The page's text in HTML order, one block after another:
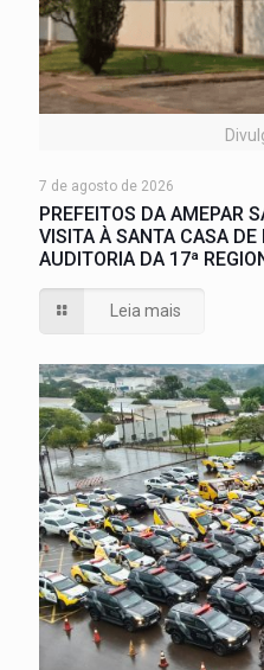
7 de agosto de 2026
PREFEITOS DA AMEPAR
VISITA À SANTA CASA DE
AUDITORIA DA 17ª
Leia mais